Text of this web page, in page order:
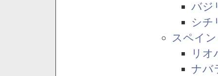
バジ
シチ
スペイン
リオ
ナバ